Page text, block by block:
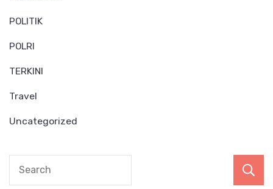
POLITIK
POLRI
TERKINI
Travel
Uncategorized